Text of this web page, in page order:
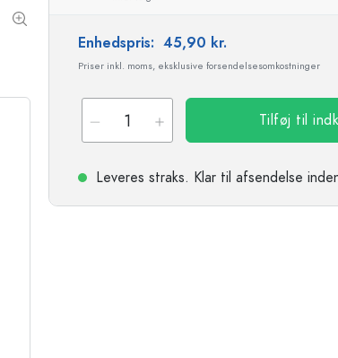
Enhedspris: 45,90 kr.
Priser inkl. moms, eksklusive forsendelsesomkostninger
Tilføj til
Leveres straks. Klar til afsendelse